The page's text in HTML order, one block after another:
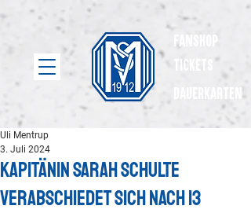
Fanshop
Tickets
dauerkarten
Kapitänin Sarah Schulte
verabschiedet sich nach 13
Uli Mentrup
3. Juli 2024